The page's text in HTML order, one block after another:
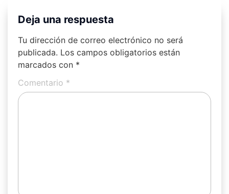
Deja una respuesta
Tu dirección de correo electrónico no será
publicada. Los campos obligatorios están
marcados con *
Comentario *